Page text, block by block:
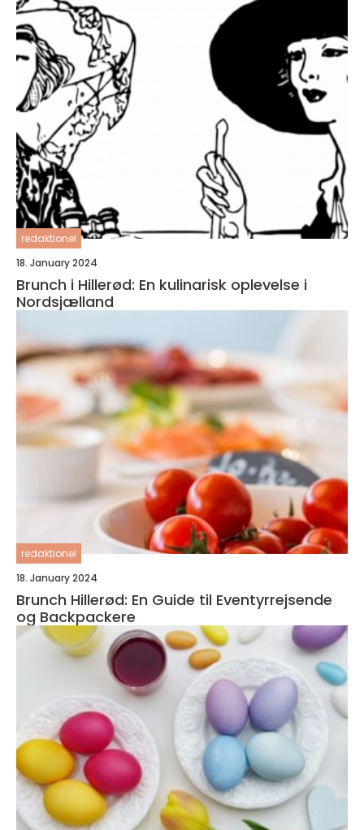
redaktionel
18. January 2024
Brunch i Hillerød: En kulinarisk oplevelse i
Nordsjælland
redaktionel
18. January 2024
Brunch Hillerød: En Guide til Eventyrrejsende
og Backpackere